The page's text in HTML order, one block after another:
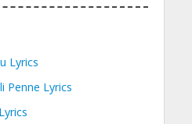
Lyrics
Penne Lyrics